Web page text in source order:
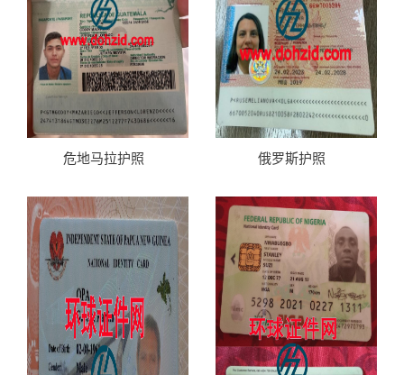
危地马拉护照 俄罗斯护照